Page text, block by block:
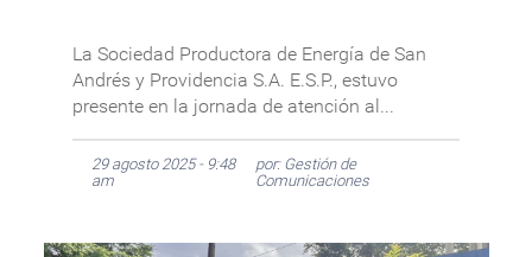
La Sociedad Productora de Energía de San
Andrés y Providencia S.A. E.S.P., estuvo
presente en la jornada de atención al...
29 agosto 2025 - 9:48
am
por: Gestión de
Comunicaciones